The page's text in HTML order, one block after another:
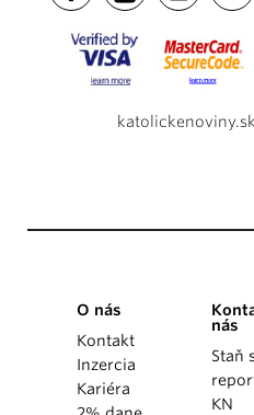
O nás
Kontakt
Inzercia
Kariéra
nás
Staň
KN